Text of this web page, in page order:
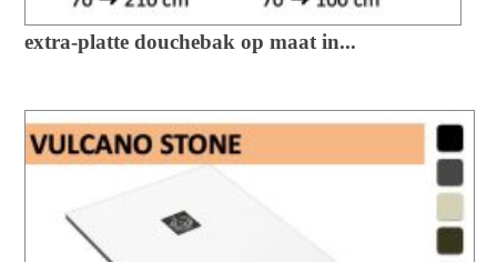
extra-platte douchebak op maat in...